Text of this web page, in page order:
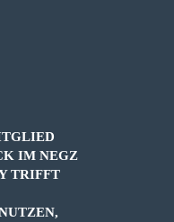
IM NEGZ
TRIFFT